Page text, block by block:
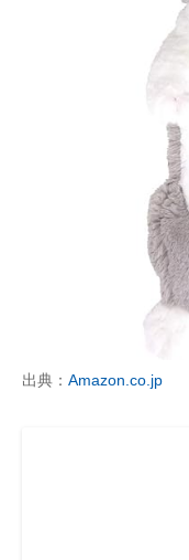
出典： Amazon.co.jp